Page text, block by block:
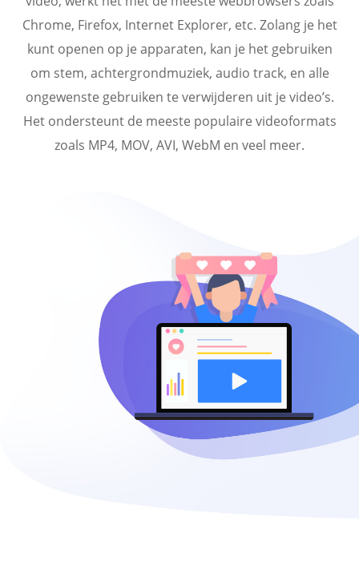
Chrome, Firefox, Internet Explorer, etc. Zolang je het
kunt openen op je apparaten, kan je het gebruiken
om stem, achtergrondmuziek, audio track, en alle
ongewenste gebruiken te verwijderen uit je video’s.
Het ondersteunt de meeste populaire videoformats
zoals MP4, MOV, AVI, WebM en veel meer.